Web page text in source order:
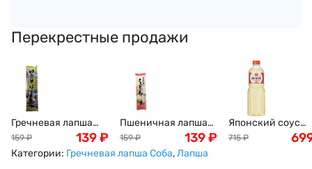
Перекрестные продажи
Гречневая лапша
SUNAOSHI Соба по-
деревенски, 200г,
Япония
159 ₽ 139₽
Пшеничная лапша
SUNAOSHI Удон,
200г, Япония
159 ₽ 139₽
Японский соус
мирин King Jyoso,
715 ₽
Категории: Гречневая лапша Соба,Лапша